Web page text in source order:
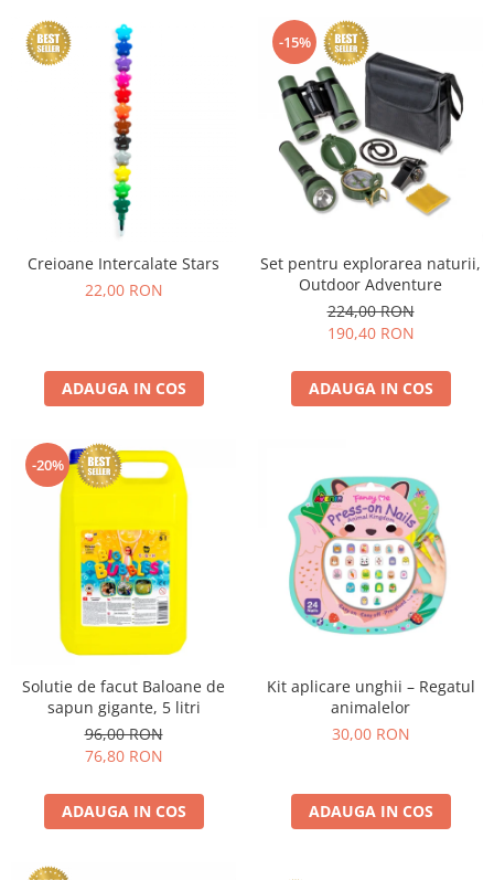
Creioane Intercalate Stars
22,00 RON
ADAUGA IN COS
-15%
Set pentru explorarea naturii,
Outdoor Adventure
224,00 RON
190,40 RON
ADAUGA IN COS
-20%
Solutie de facut Baloane de
sapun gigante, 5 litri
96,00 RON
76,80 RON
ADAUGA IN COS
Kit aplicare unghii – Regatul
animalelor
30,00 RON
ADAUGA IN COS